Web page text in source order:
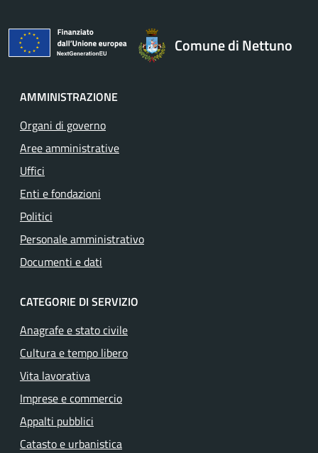
Comune di Nettuno
AMMINISTRAZIONE
Organi di governo
Aree amministrative
Uffici
Enti e fondazioni
Politici
Personale amministrativo
Documenti e dati
CATEGORIE DI SERVIZIO
Anagrafe e stato civile
Cultura e tempo libero
Vita lavorativa
Imprese e commercio
Appalti pubblici
Catasto e urbanistica